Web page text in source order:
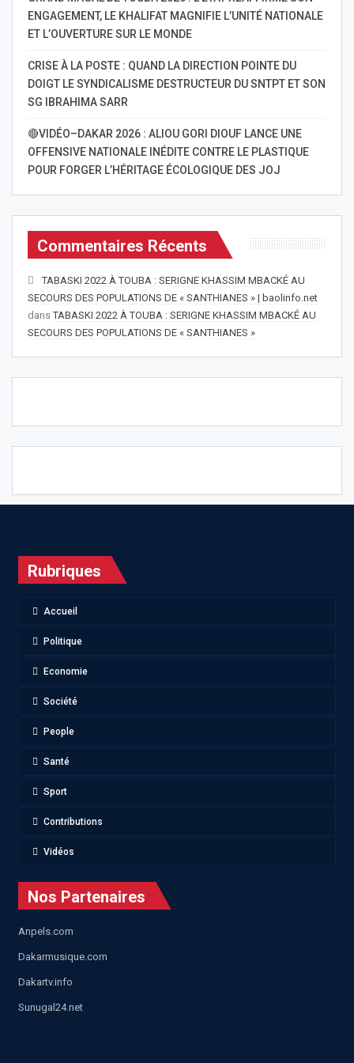
ENGAGEMENT, LE KHALIFAT MAGNIFIE L’UNITÉ NATIONALE
ET L’OUVERTURE SUR LE MONDE
CRISE À LA POSTE : QUAND LA DIRECTION POINTE DU
DOIGT LE SYNDICALISME DESTRUCTEUR DU SNTPT ET SON
SG IBRAHIMA SARR
🔴VIDÉO–DAKAR 2026 : ALIOU GORI DIOUF LANCE UNE
OFFENSIVE NATIONALE INÉDITE CONTRE LE PLASTIQUE
POUR FORGER L’HÉRITAGE ÉCOLOGIQUE DES JOJ
Commentaires Récents
TABASKI 2022 À TOUBA : SERIGNE KHASSIM MBACKÉ AU
SECOURS DES POPULATIONS DE « SANTHIANES » | baolinfo.net
dansTABASKI 2022 À TOUBA : SERIGNE KHASSIM MBACKÉ AU
SECOURS DES POPULATIONS DE « SANTHIANES »
Rubriques
Accueil
Politique
Economie
Société
People
Santé
Sport
Contributions
Vidéos
Nos Partenaires
Anpels.com
Dakarmusique.com
Dakartv.info
Sunugal24.net